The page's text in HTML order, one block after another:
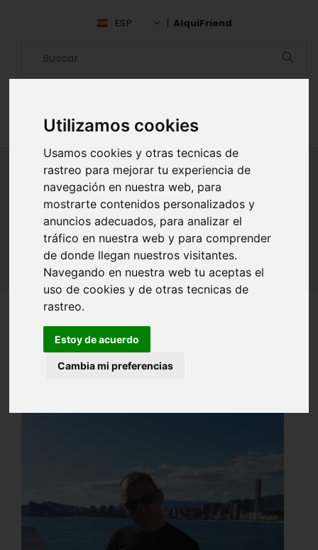
Utilizamos cookies
Usamos cookies y otras tecnicas de
rastreo para mejorar tu experiencia de
navegación en nuestra web, para
mostrarte contenidos personalizados y
anuncios adecuados, para analizar el
tráfico en nuestra web y para comprender
de donde llegan nuestros visitantes.
Navegando en nuestra web tu aceptas el
uso de cookies y de otras tecnicas de
rastreo.
Estoy de acuerdo
Cambia mi preferencias
ESP AlquiFriend
ALQUILAR AMIGO
Inicio Amigos Alicante